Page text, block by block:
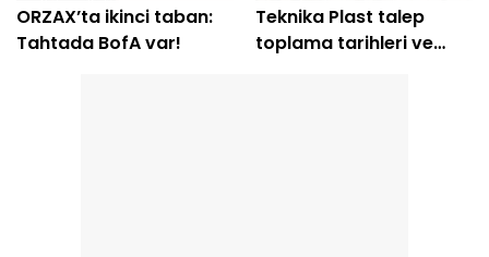
ORZAX’ta ikinci taban:
Tahtada BofA var!
Teknika Plast talep
toplama tarihleri ve